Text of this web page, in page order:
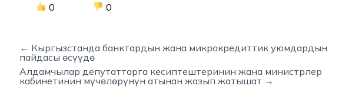
0 0
← Кыргызстанда банктардын жана микрокредиттик уюмдардын
пайдасы өсүүдө
Алдамчылар депутаттарга кесиптештеринин жана министрлер
кабинетинин мүчөлөрүнүн атынан жазып жатышат →